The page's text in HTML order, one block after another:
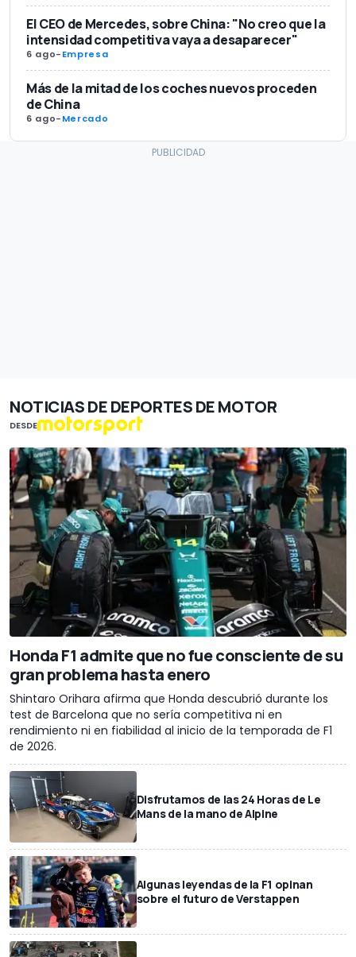
El CEO de Mercedes, sobre China: "No creo que la
intensidad competitiva vaya a desaparecer"
6 ago-Empresa
Más de la mitad de los coches nuevos proceden
de China
6 ago-Mercado
NOTICIAS DE DEPORTES DE MOTOR
DESDE
Honda F1 admite que no fue consciente de su
gran problema hasta enero
Shintaro Orihara afirma que Honda descubrió durante los
test de Barcelona que no sería competitiva ni en
rendimiento ni en fiabilidad al inicio de la temporada de F1
de 2026.
Disfrutamos de las 24 Horas de Le
Mans de la mano de Alpine
Algunas leyendas de la F1 opinan
sobre el futuro de Verstappen